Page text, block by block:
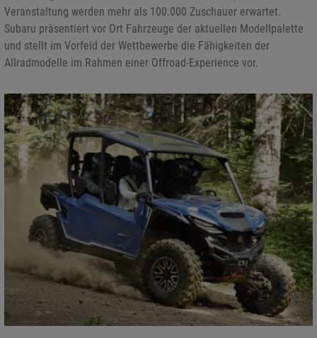
Veranstaltung werden mehr als 100.000 Zuschauer erwartet.
Subaru präsentiert vor Ort Fahrzeuge der aktuellen Modellpalette
und stellt im Vorfeld der Wettbewerbe die Fähigkeiten der
Allradmodelle im Rahmen einer Offroad-Experience vor.